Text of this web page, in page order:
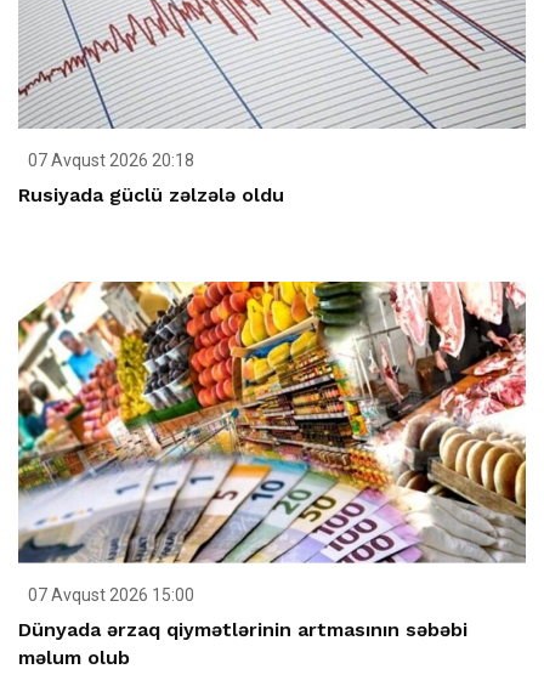
07 Avqust 2026 20:18
Rusiyada güclü zəlzələ oldu
07 Avqust 2026 15:00
Dünyada ərzaq qiymətlərinin artmasının səbəbi
məlum olub